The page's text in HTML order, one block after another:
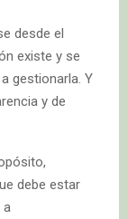
desde el
existe y se
gestionarla. Y
y de
debe estar
a